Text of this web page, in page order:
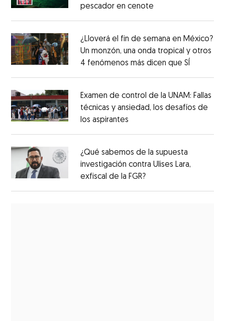
pescador en cenote
¿Lloverá el fin de semana en México?
Un monzón, una onda tropical y otros
4 fenómenos más dicen que SÍ
Examen de control de la UNAM: Fallas
técnicas y ansiedad, los desafíos de
los aspirantes
¿Qué sabemos de la supuesta
investigación contra Ulises Lara,
exfiscal de la FGR?